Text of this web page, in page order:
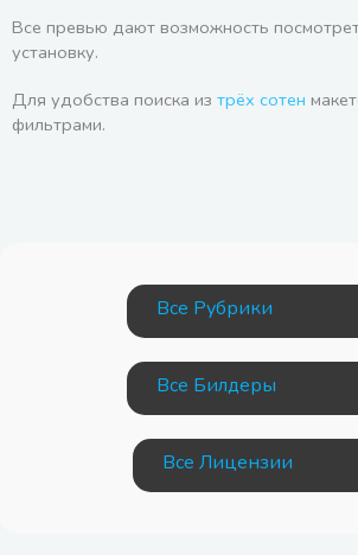
Все превью дают возможность
установку.
Для удобства поиска из трёх сотен
фильтрами.
Все Рубрики
Все Билдеры
Все Лицензии